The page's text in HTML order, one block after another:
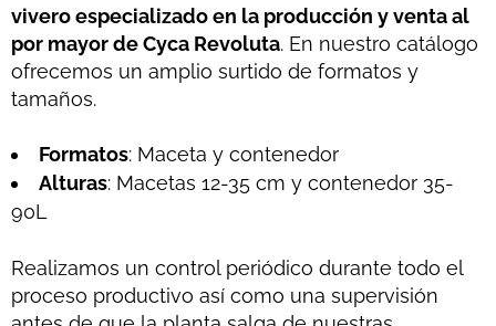
vivero especializado en la producción y venta al
por mayor de Cyca Revoluta. En nuestro catálogo
ofrecemos un amplio surtido de formatos y
tamaños.
Formatos: Maceta y contenedor
Alturas: Macetas 12-35 cm y contenedor 35-
90L
Realizamos un control periódico durante todo el
proceso productivo así como una supervisión